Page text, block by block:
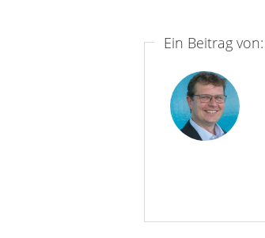
Ein Beitrag von: